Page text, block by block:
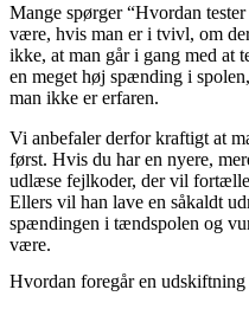
Mange spørger “Hvordan
være, hvis man er i tvivl, om
ikke, at man går i gang med at
en meget høj spænding i
man ikke er erfaren.
Vi anbefaler derfor kraftigt at
først. Hvis du har en nyere,
udlæse fejlkoder, der vil
Ellers vil han lave en såkaldt
spændingen i tændspolen og
være.
Hvordan foregår en